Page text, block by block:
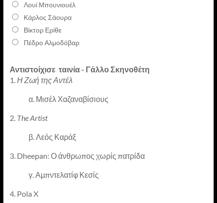
Λουί Μπουνιουέλ
Κάρλος Σάουρα
Βίκτορ Ερίθε
Πέδρο Αλμοδόβαρ
Αντιστοίχισε ταινία - Γάλλο Σκηνοθέτη
1.Η Ζωή της Αντέλ
α. Μισέλ Χαζαναβίσιους
2. The Artist
β.Λεός Καράξ
3. Dheepan: Ο άνθρωπος χωρίς πατρίδα
γ. Αμπντελατίφ Κεσίς
4. Pola X